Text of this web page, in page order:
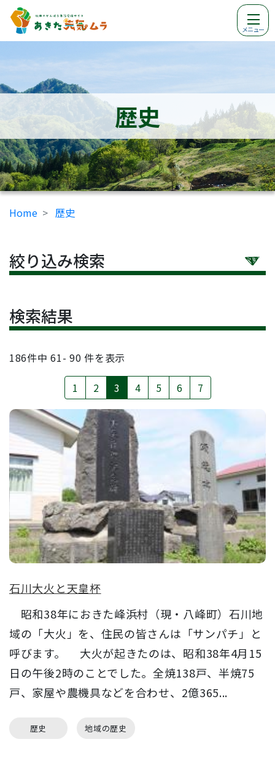
メニュー
歴史
Home 歴史
絞り込み検索
検索結果
186件中61- 90件を表示
1 2 3 4 5 6 7
石川大火と天皇杯
昭和38年におきた峰浜村（現・八峰町）石川地
域の「大火」を、住民の皆さんは「サンパチ」と
呼びます。 大火が起きたのは、昭和38年4月15
日の午後2時のことでした。全焼138戸、半焼75
戸、家屋や農機具などを合わせ、2億365...
歴史 地域の歴史